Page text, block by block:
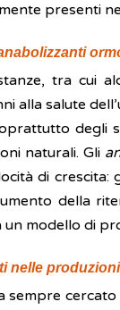
presenti
tra cui
alla salute
degli
naturali. Gli
di
della
modello di
nelle
sempre